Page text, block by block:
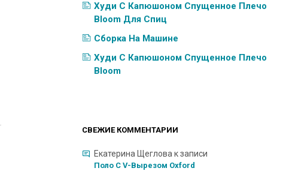
Худи С Капюшоном Спущенное Плечо
Bloom Для Спиц
Сборка На Машине
Худи С Капюшоном Спущенное Плечо
Bloom
СВЕЖИЕ КОММЕНТАРИИ
Екатерина Щеглова к записи
Поло С V-Вырезом Oxford